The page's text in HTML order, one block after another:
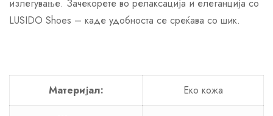
излегување. Зачекорете во релаксација и елеганција со
LUSIDO Shoes – каде удобноста се среќава со шик.
Материјал: Еко кожа